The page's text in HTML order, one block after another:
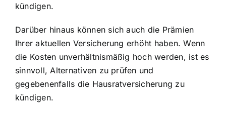
kündigen.
Darüber hinaus können sich auch die Prämien
Ihrer aktuellen Versicherung erhöht haben. Wenn
die Kosten unverhältnismäßig hoch werden, ist es
sinnvoll, Alternativen zu prüfen und
gegebenenfalls die Hausratversicherung zu
kündigen.